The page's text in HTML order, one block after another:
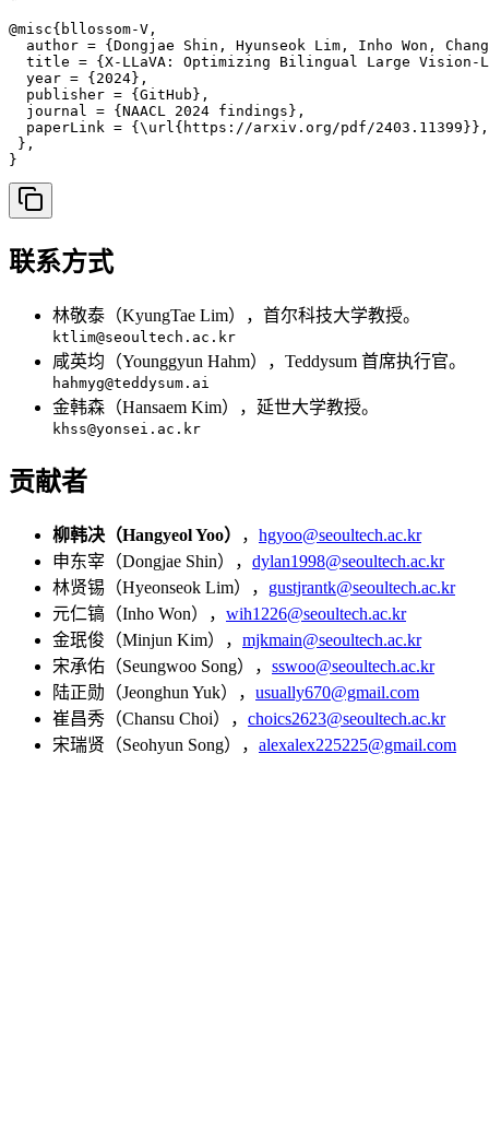
@misc{bllossom-V,
author = {Dongjae Shin, Hyunseok Lim, Inho Won,
title = {X-LLaVA: Optimizing Bilingual Large Vision-
  year = {2024},
  publisher = {GitHub},
  journal = {NAACL 2024 findings},
  paperLink = {\url{https://arxiv.org/pdf/2403.11399}},
},
}
联系方式
林敬泰（KyungTae Lim），首尔科技大学教授。
ktlim@seoultech.ac.kr
咸英均（Younggyun Hahm），Teddysum 首席执行官。
hahmyg@teddysum.ai
金韩森（Hansaem Kim），延世大学教授。
khss@yonsei.ac.kr
贡献者
柳韩决（Hangyeol Yoo） ， hgyoo@seoultech.ac.kr
申东宰（Dongjae Shin）， dylan1998@seoultech.ac.kr
林贤锡（Hyeonseok Lim）， gustjrantk@seoultech.ac.kr
元仁镐（Inho Won）， wih1226@seoultech.ac.kr
金珉俊（Minjun Kim）， mjkmain@seoultech.ac.kr
宋承佑（Seungwoo Song）， sswoo@seoultech.ac.kr
陆正勋（Jeonghun Yuk）， usually670@gmail.com
崔昌秀（Chansu Choi）， choics2623@seoultech.ac.kr
宋瑞贤（Seohyun Song）， alexalex225225@gmail.com